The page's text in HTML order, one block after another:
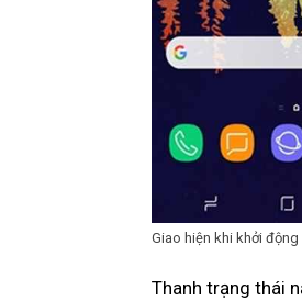
Giao hiện khi khởi
Thanh trạng thái